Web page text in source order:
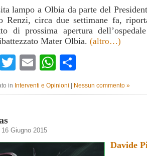
lampo a Olbia da parte del
Renzi, circa due settimane fa,
di prossima apertura
Mater Olbia. (altro…)
Facebook
TwitterEmailWhatsApp
in Interventi e Opinioni Nessun commento »
Giugno 2015
Davide